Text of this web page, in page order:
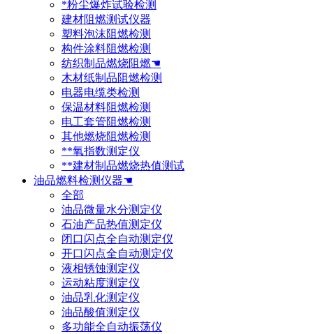
*粉尘爆炸试验检测
建材阻燃测试仪器
塑料泡沫阻燃检测
构件涂料阻燃检测
纺织制品燃烧阻燃☚
木材纸制品阻燃检测
电器电缆类检测
保温材料阻燃检测
电工套管阻燃检测
其他燃烧阻燃检测
**氧指数测定仪
**建材制品燃烧热值测试
油品燃料检测仪器☚
全部
油品微量水分测定仪
石油产品热值测定仪
闭口闪点全自动测定仪
开口闪点全自动测定仪
液相锈蚀测定仪
运动粘度测定仪
油品乳化测定仪
油品酸值测定仪
多功能全自动振荡仪